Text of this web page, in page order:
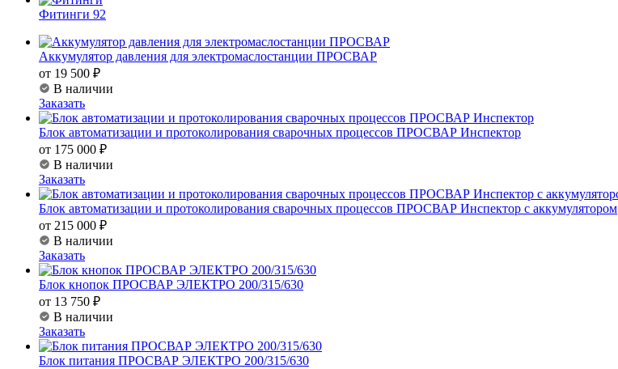
Фитинги 92
Аккумулятор давления для электромаслостанции ПРОСВАР
от 19 500 ₽
В наличии
Заказать
Блок автоматизации и протоколирования сварочных процессов ПРОСВАР Инспектор
от 175 000 ₽
В наличии
Заказать
Блок автоматизации и протоколирования сварочных процессов ПРОСВАР Инспектор с аккумулятором
от 215 000 ₽
В наличии
Заказать
Блок кнопок ПРОСВАР ЭЛЕКТРО 200/315/630
от 13 750 ₽
В наличии
Заказать
Блок питания ПРОСВАР ЭЛЕКТРО 200/315/630